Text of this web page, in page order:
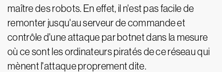
maître des robots. En effet, il n'est pas facile de
remonter jusqu'au serveur de commande et
contrôle d'une attaque par botnet dans la mesure
où ce sont les ordinateurs piratés de ce réseau qui
mènent l'attaque proprement dite.